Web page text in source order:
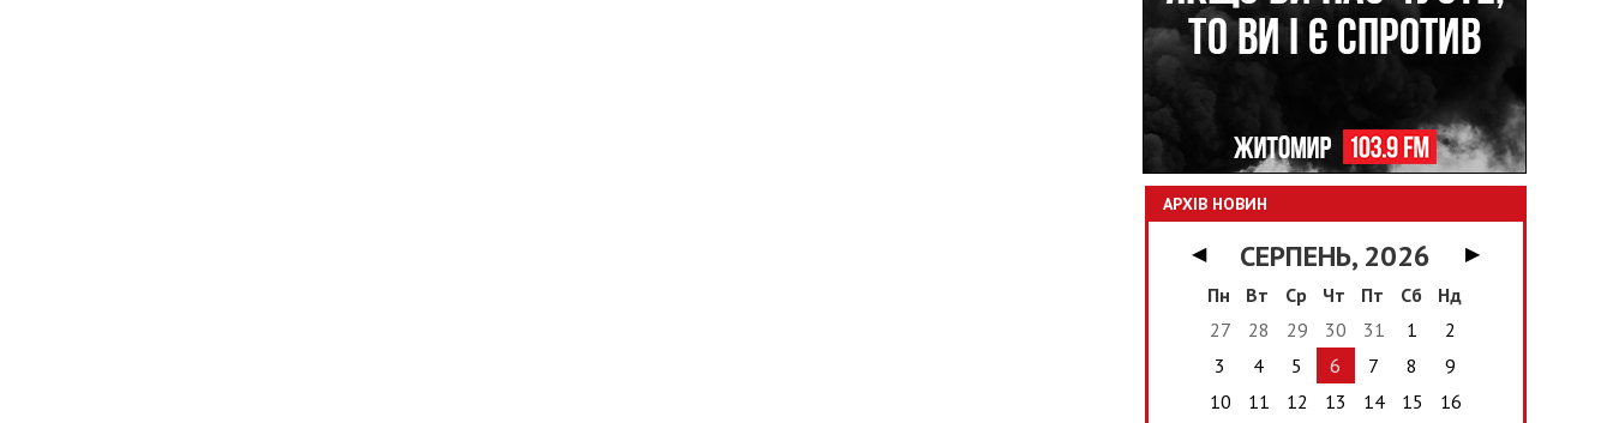
АРХІВ НОВИН
◀ СЕРПЕНЬ, 2026
▶
Пн
Вт Ср Чт Пт Сб
Нд
27
28 29 30 31 1
2
3
4 5 6 7 8
9
10
11 12 13 14 15
16